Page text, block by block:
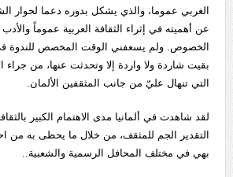
الغربي عموما، والذي يشكل بدوره دعما لحوار
عن أهميته في إثراء الثقافة العربية عموماً
الخصوص. ولم يسعفني الوقت المخصص للندوة في
بقيت شاردة ولا واردة إلا وتحدثت عنها، من جراء
التي تنهال عليّ من جانب المثقفين الألمان.
لقد شاهدت في ألمانيا مدى الاهتمام الكبير
التقدير الجم للمثقف، من خلال ما يحظى به من
بهي في مختلف المحافل الرسمية والشعبية..